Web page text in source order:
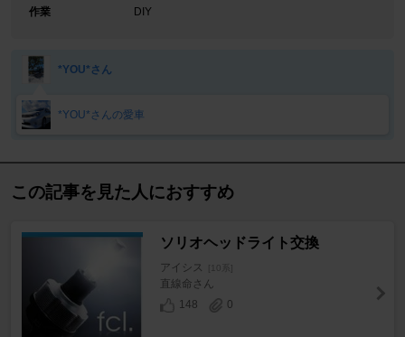
作業
DIY
*YOU*さん
*YOU*さんの愛車
この記事を見た人におすすめ
ソリオヘッドライト交換
アイシス [10系]
直線命さん
148
0